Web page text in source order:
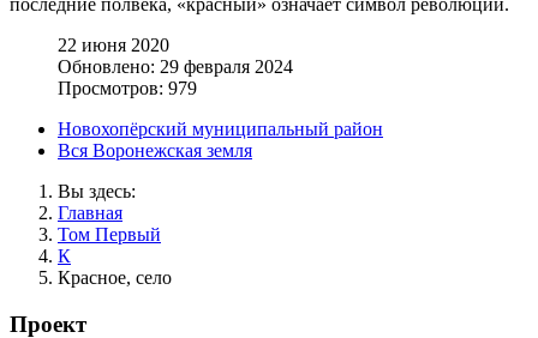
22 июня 2020
Обновлено: 29 февраля 2024
Просмотров: 979
Новохопёрский муниципальный район
Вся Воронежская земля
Вы здесь:
Главная
Том Первый
К
Красное, село
Проект